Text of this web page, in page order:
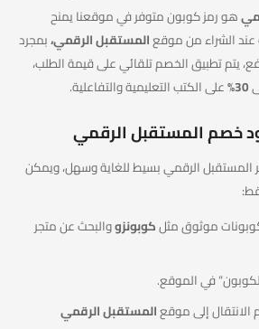
هو رمز كوبون متوفر في موقعنا يمنح
الشراء من موقعالمستقبل الرقمي،بمجرد
يتم تطبيق الخصم تلقائي على قيمة الطلب،
30% على الكتب التعليمية والتفاعلية.
خصم المستقبل الرقمي
الرقمي بسيط للغاية وسهل، ويمكن
موثوق مثلكوبونزووالبحث عن متجر
في الموقع.
إلى موقعالمستقبل الرقمي